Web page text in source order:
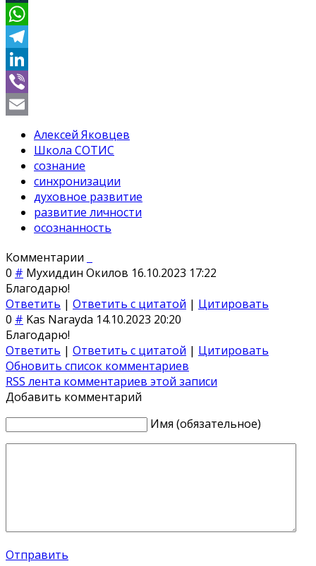
LiveJournal
WhatsApp
Telegram
LinkedIn
Viber
Алексей Яковцев
Школа СОТИС
сознание
синхронизации
духовное развитие
развитие личности
осознанность
Комментарии
0 # Мухиддин Окилов 16.10.2023 17:22
Благодарю!
Ответить | Ответить с цитатой | Цитировать
0 # Kas Narayda 14.10.2023 20:20
Благодарю!
Ответить | Ответить с цитатой | Цитировать
Обновить список комментариев
RSS лента комментариев этой записи
Добавить комментарий
Имя (обязательное)
Отправить